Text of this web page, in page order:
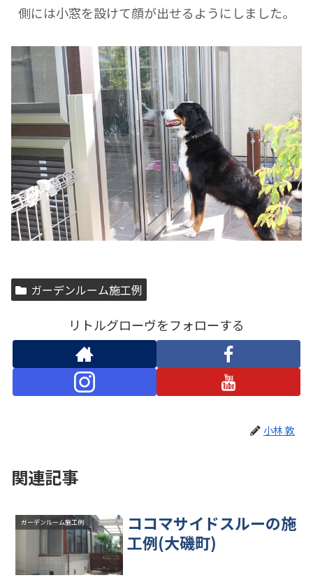
側には小窓を設けて顔が出せるようにしました。
ガーデンルーム施工例
リトルグローヴをフォローする
小林 敦
関連記事
ガーデンルーム施工例
ココマサイドスルーの施
工例(大磯町)